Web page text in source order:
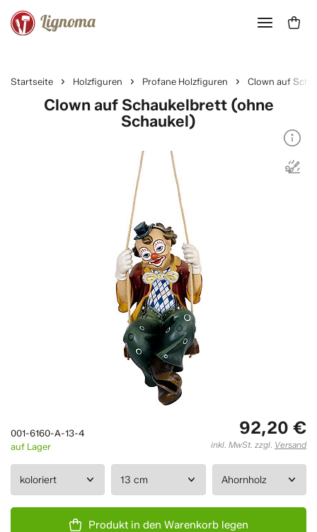
Startseite Holzfiguren Profane Holzfiguren Clown auf
Clown auf Schaukelbrett (ohne
Schaukel)
92,20 €
inkl. MwSt. zzgl. Versand
001-6160-A-13-4
auf Lager
Produkt in den Warenkorb legen